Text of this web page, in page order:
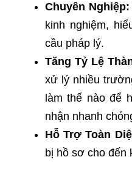
Chuyên Nghiệp:
kinh nghiệm,
cầu pháp lý.
Tăng Tỷ Lệ
xử lý nhiều
làm thế nào để
nhận nhanh
Hỗ Trợ Toàn
bị hồ sơ cho đến